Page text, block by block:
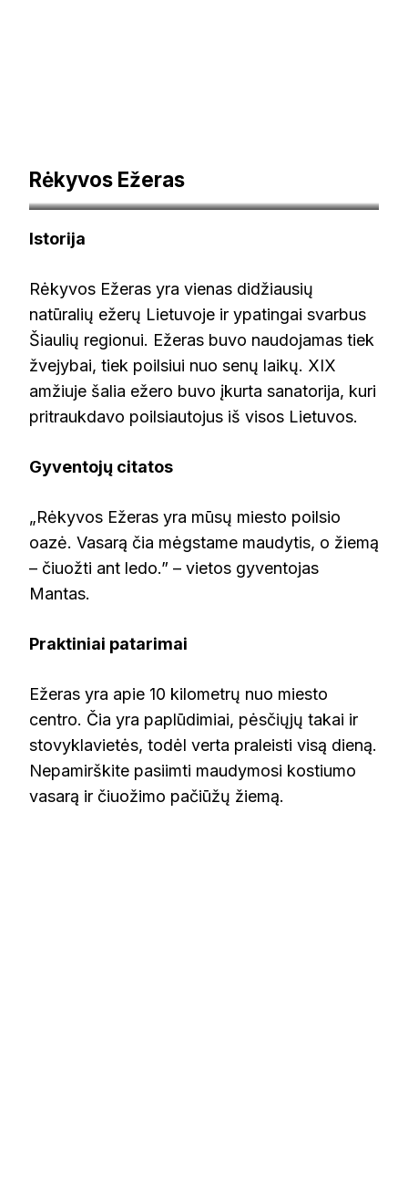
Rėkyvos Ežeras
3.0, https://commons.wikimedia.org/w/index.php?
Istorija
Rėkyvos Ežeras yra vienas didžiausių
natūralių ežerų Lietuvoje ir ypatingai svarbus
Šiaulių regionui. Ežeras buvo naudojamas tiek
žvejybai, tiek poilsiui nuo senų laikų. XIX
amžiuje šalia ežero buvo įkurta sanatorija, kuri
pritraukdavo poilsiautojus iš visos Lietuvos.
Gyventojų citatos
„Rėkyvos Ežeras yra mūsų miesto poilsio
oazė. Vasarą čia mėgstame maudytis, o žiemą
– čiuožti ant ledo.” – vietos gyventojas
Mantas.
Praktiniai patarimai
Ežeras yra apie 10 kilometrų nuo miesto
centro. Čia yra paplūdimiai, pėsčiųjų takai ir
stovyklavietės, todėl verta praleisti visą dieną.
Nepamirškite pasiimti maudymosi kostiumo
vasarą ir čiuožimo pačiūžų žiemą.